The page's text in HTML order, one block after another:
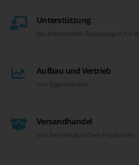
Unterstützung
bei Arzneimittel-Zulassungen für
Aufbau und Vertrieb
von Eigenmarken
Versandhandel
von frei verkäuflichen Produkten